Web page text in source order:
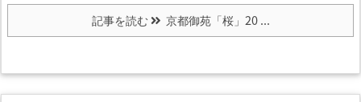
記事を読む 京都御苑「桜」20 ...